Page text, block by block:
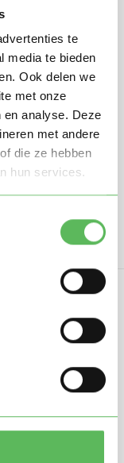
te
media te bieden
Ook delen we
met onze
analyse. Deze
met andere
die ze hebben
hun services.
omgeving per
deAlgemene
en